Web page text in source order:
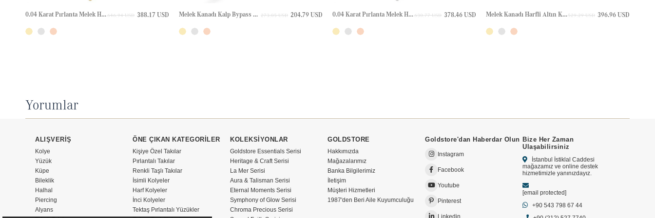
0.04 Karat Pırlanta Melek Halo Altın Kolye 388.17 USD
646.94 USD Melek Kanadı Kalp Bypass Altın Yüzük 204.79 USD
273.05 USD 0.04 Karat Pırlanta Melek Halo Altın Kolye 378.46 USD
630.77 USD Melek Kanadı Harfli Altın Kolye 396.96 USD
529.29 USD
Yorumlar
ALIŞVERİŞ
Kolye
Yüzük
Küpe
Bileklik
Halhal
Piercing
Alyans
ÖNE ÇIKAN KATEGORİLER
Kişiye Özel Takılar
Pırlantalı Takılar
Renkli Taşlı Takılar
İsimli Kolyeler
Harf Kolyeler
İnci Kolyeler
Tektaş Pırlantalı Yüzükler
KOLEKSİYONLAR
Goldstore Essentials Serisi
Heritage & Craft Serisi
La Mer Serisi
Aura & Talisman Serisi
Eternal Moments Serisi
Symphony of Glow Serisi
Chroma Precious Serisi
GOLDSTORE
Hakkımızda
Mağazalarımız
Banka Bilgilerimiz
İletişim
Müşteri Hizmetleri
1987'den Beri Aile Kuyumculuğu
Goldstore'dan Haberdar Olun
Instagram
Facebook
Youtube
Pinterest
Linkedin
Bize Her Zaman
Ulaşabilirsiniz
İstanbul İstiklal Caddesi
mağazamız ve online destek
hizmetimizle yanınızdayız.
[email protected]
+90 543 798 67 44